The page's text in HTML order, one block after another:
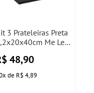
3 Prateleiras Preta
Me Leve
48,90
x de R$ 4,89